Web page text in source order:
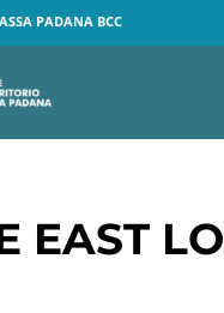
PADANA BCC
EAST